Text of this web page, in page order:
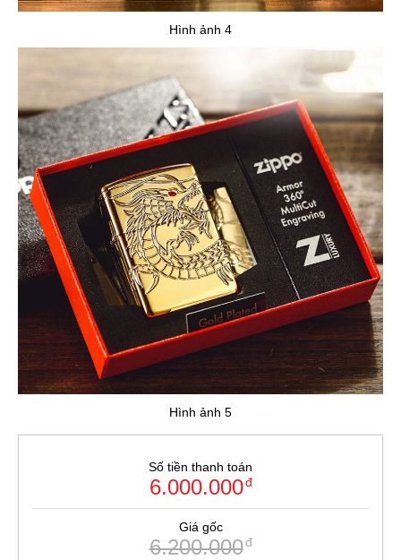
Hình ảnh 4
Hình ảnh 5
Số tiền thanh toán
6.000.000đ
Giá gốc
6.200.000đ